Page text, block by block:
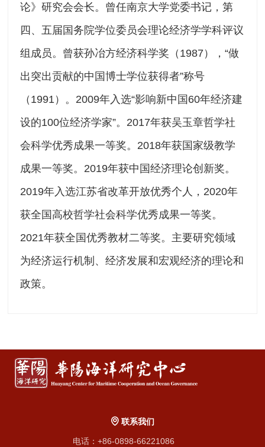
论》研究会会长。曾任南京大学党委书记，第
四、五届国务院学位委员会理论经济学学科评议
组成员。曾获孙冶方经济科学奖（1987），“做
出突出贡献的中国博士学位获得者”称号
（1991）。2009年入选“影响新中国60年经济建
设的100位经济学家”。2017年获吴玉章哲学社
会科学优秀成果一等奖。2018年获国家级教学
成果一等奖。2019年获中国经济理论创新奖。
2019年入选江苏省改革开放优秀个人，2020年
获全国高校哲学社会科学优秀成果一等奖。
2021年获全国优秀教材二等奖。主要研究领域
为经济运行机制、经济发展和宏观经济的理论和
政策。
联系我们
电话：+86-0898-66221086